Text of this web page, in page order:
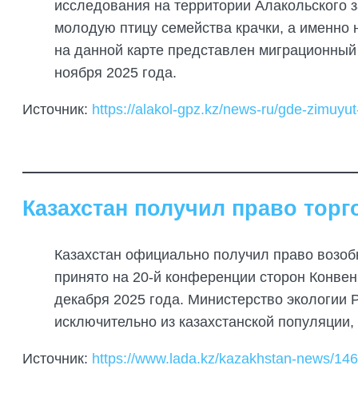
исследования на территории
молодую птицу семейства крачки, а именно
на данной карте представлен
ноября 2025 года.
Источник: https://alakol-gpz.kz/news-ru/gde-
Казахстан получил право
Казахстан официально получил право
принято на 20-й конференции сторон
декабря 2025 года. Министерство
исключительно из казахстанской
Источник: https://www.lada.kz/kazakhstan-news/